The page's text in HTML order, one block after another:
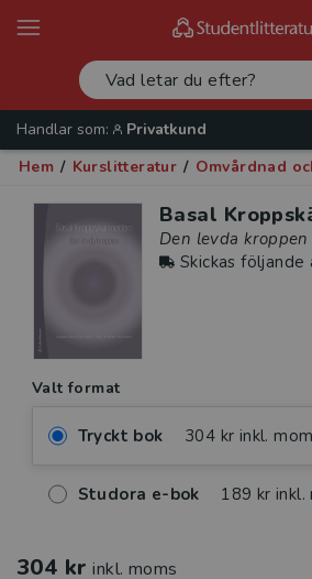
Handlar som:
Privatkund
Hem / Kurslitteratur / Omvårdnad
Basal
Den levda kroppen
Skickas följande
Valt format
Tryckt bok 304 kr inkl.
Studora e-bok 189 kr inkl.
304 kr inkl. moms